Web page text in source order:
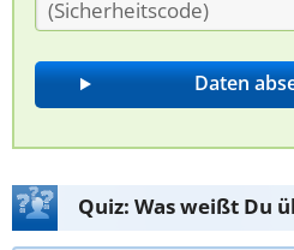
Quiz: Was weißt Du